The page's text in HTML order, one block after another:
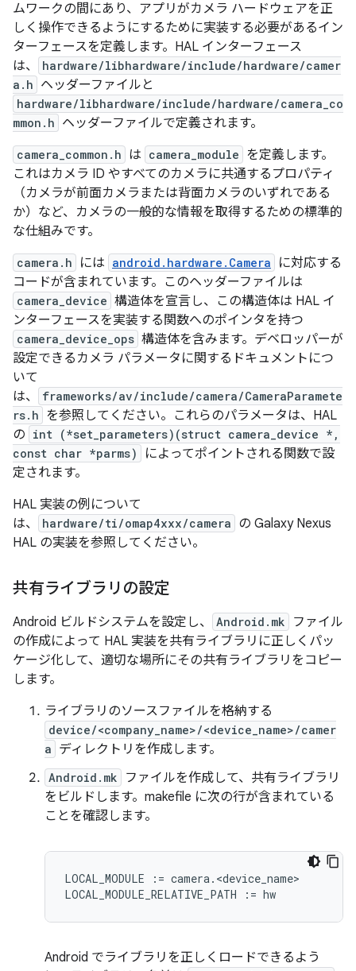
ムワークの間にあり、アプリがカメラ ハードウェアを正
しく操作できるようにするために実装する必要があるイン
ターフェースを定義します。HAL インターフェース
は、
hardware/libhardware/include/hardware/camer
a.h ヘッダーファイルと
hardware/libhardware/include/hardware/camera_co
mmon.h ヘッダーファイルで定義されます。
camera_common.h は camera_module を定義します。
これはカメラ ID やすべてのカメラに共通するプロパティ
（カメラが前面カメラまたは背面カメラのいずれである
か）など、カメラの一般的な情報を取得するための標準的
な仕組みです。
camera.h には android.hardware.Camera
に対応する
コードが含まれています。このヘッダーファイルは
camera_device 構造体を宣言し、この構造体は HAL イ
ンターフェースを実装する関数へのポインタを持つ
camera_device_ops 構造体を含みます。デベロッパーが
設定できるカメラ パラメータに関するドキュメントにつ
いて
は、
frameworks/av/include/camera/CameraParamete
rs.h を参照してください。これらのパラメータは、HAL
の int (*set_parameters)(struct camera_device *,
const char *parms)
によってポイントされる関数で設
定されます。
HAL 実装の例について
は、
hardware/ti/omap4xxx/camera の Galaxy Nexus
HAL の実装を参照してください。
共有ライブラリの設定
Android ビルドシステムを設定し、 Android.mk
ファイル
の作成によって HAL 実装を共有ライブラリに正しくパッ
ケージ化して、適切な場所にその共有ライブラリをコピー
します。
ライブラリのソースファイルを格納する
device/<company_name>/<device_name>/camer
a ディレクトリを作成します。
Android.mk
ファイルを作成して、共有ライブラリ
をビルドします。makefile に次の行が含まれている
ことを確認します。
LOCAL_MODULE := camera.<device_name>
Android でライブラリを正しくロードできるよう